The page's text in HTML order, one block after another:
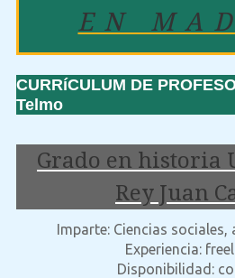
EN
CURRíCULUM DE
Telmo
Grado en historia
Rey Juan
Imparte: Ciencias
Experiencia:
Disponibilidad: